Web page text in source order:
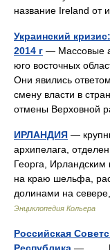
название Ireland
Украинский
2014 г — Массовые
юго восточных
Они явились
смену власти в
отмены Верховной
ИРЛАНДИЯ —
архипелага,
Георга,
на краю шельфа,
долинами на
Энциклопедия Кольера
Российская